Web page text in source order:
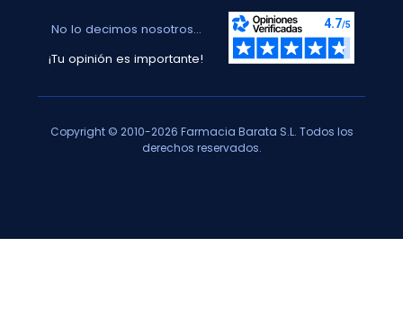
No lo decimos nosotros...
¡Tu opinión es importante!
Copyright © 2010-2026 Farmacia Barata S.L. Todos los
derechos reservados.